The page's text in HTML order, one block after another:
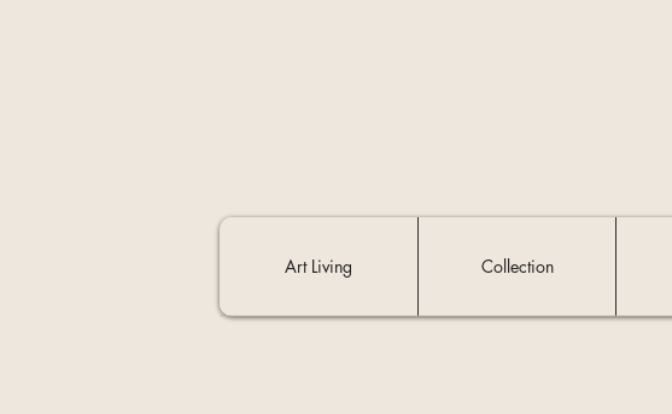
Art Living Collection